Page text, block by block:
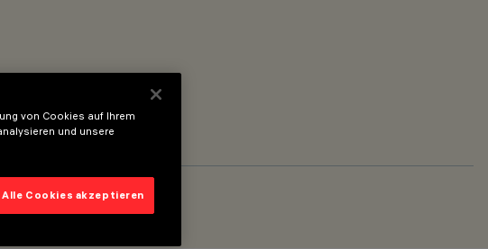
von Cookies auf Ihrem
und unsere
Alle Cookies akzeptieren